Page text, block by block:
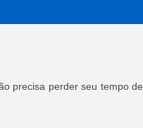
precisa perder seu tempo de